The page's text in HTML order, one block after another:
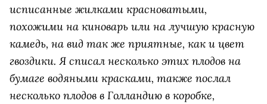
исписанные жилками красноватыми,
похожими на киноварь или на лучшую красную
камедь, на вид так же приятные, как и цвет
гвоздики. Я списал несколько этих плодов на
бумаге водяными красками, также послал
несколько плодов в Голландию в коробке,